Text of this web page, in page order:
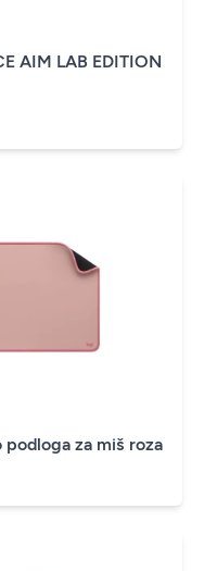
AIM LAB EDITION
podloga za miš roza